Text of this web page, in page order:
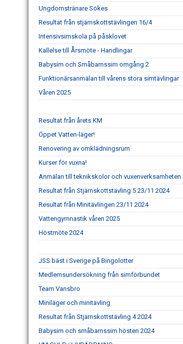
Ungdomstränare Sökes
Resultat från stjärnskottstävlingen 16/4
Intensivsimskola på påsklovet
Kallelse till Årsmöte - Handlingar
Babysim och Småbarnssim omgång 2
Funktionärsanmälan till vårens stora simtävlingar
Våren 2025
Resultat från årets KM
Öppet Vatten-läger!
Renovering av omklädningsrum
Kurser för vuxna!
Anmälan till teknikskolor och vuxenverksamheten
Resultat från Stjärnskottstävling 5 23/11 2024
Resultat från Minitävlingen 23/11 2024
Vattengymnastik våren 2025
Höstmöte 2024
JSS bäst i Sverige på Bingolotter
Medlemsundersökning från simförbundet
Team Vansbro
Miniläger och minitävling
Resultat från Stjärnskottstävling 4 2024
Babysim och småbarnssim hösten 2024